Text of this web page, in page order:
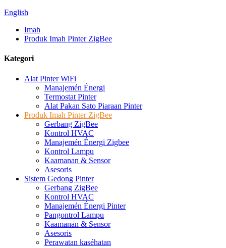
English
Imah
Produk Imah Pinter ZigBee
Kategori
Alat Pinter WiFi
Manajemén Énergi
Termostat Pinter
Alat Pakan Sato Piaraan Pinter
Produk Imah Pinter ZigBee
Gerbang ZigBee
Kontrol HVAC
Manajemén Énergi Zigbee
Kontrol Lampu
Kaamanan & Sensor
Asesoris
Sistem Gedong Pinter
Gerbang ZigBee
Kontrol HVAC
Manajemén Énergi Pinter
Pangontrol Lampu
Kaamanan & Sensor
Asesoris
Perawatan kaséhatan